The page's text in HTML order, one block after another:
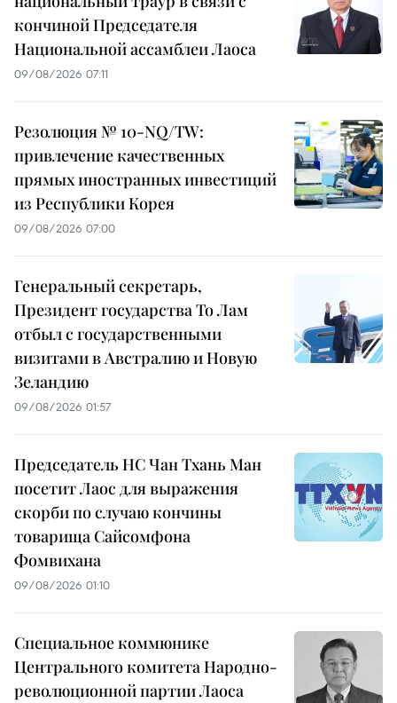
кончиной Председателя
Национальной ассамблеи Лаоса
09/08/2026 07:11
Резолюция № 10-NQ/TW:
привлечение качественных
прямых иностранных инвестиций
из Республики Корея
09/08/2026 07:00
Генеральный секретарь,
Президент государства То Лам
отбыл с государственными
визитами в Австралию и Новую
Зеландию
09/08/2026 01:57
Председатель НС Чан Тхань Ман
посетит Лаос для выражения
скорби по случаю кончины
товарища Сайсомфона
Фомвихана
09/08/2026 01:10
Специальное коммюнике
Центрального комитета Народно-
революционной партии Лаоса